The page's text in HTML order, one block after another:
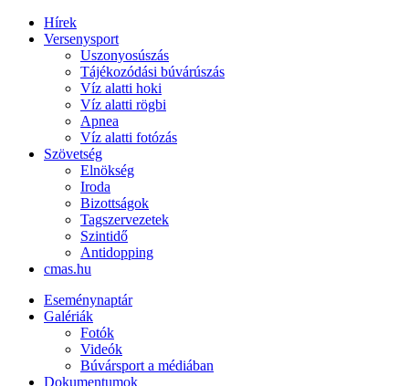
Hírek
Versenysport
Uszonyosúszás
Tájékozódási búvárúszás
Víz alatti hoki
Víz alatti rögbi
Apnea
Víz alatti fotózás
Szövetség
Elnökség
Iroda
Bizottságok
Tagszervezetek
Szintidő
Antidopping
cmas.hu
Eseménynaptár
Galériák
Fotók
Videók
Búvársport a médiában
Dokumentumok